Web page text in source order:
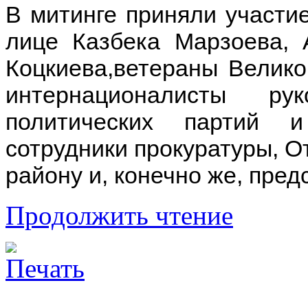
В митинге приняли
лице Казбека Марзоева,
Коцкиева,ветераны
интернационалисты
политических партий
сотрудники прокуратуры,
району и, конечно же,
Продолжить чтение